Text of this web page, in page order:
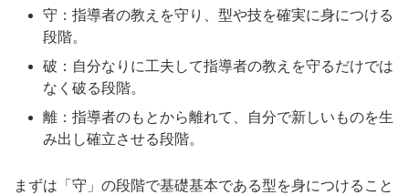
守：指導者の教えを守り、型や技を確実に身につける
段階。
破：自分なりに工夫して指導者の教えを守るだけでは
なく破る段階。
離：指導者のもとから離れて、自分で新しいものを生
み出し確立させる段階。
まずは「守」の段階で基礎基本である型を身につけること